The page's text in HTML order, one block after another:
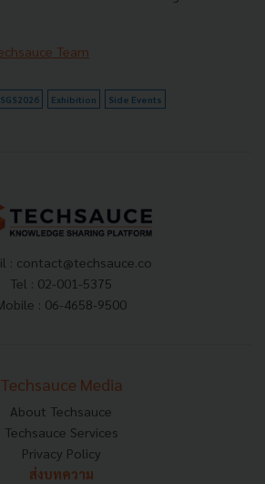
Team
Exhibition Side Events
: contact@techsauce.co
Tel : 02-001-5375
: 06-4658-9500
Techsauce Media
About Techsauce
Techsauce Services
Privacy Policy
ส่งบทความ